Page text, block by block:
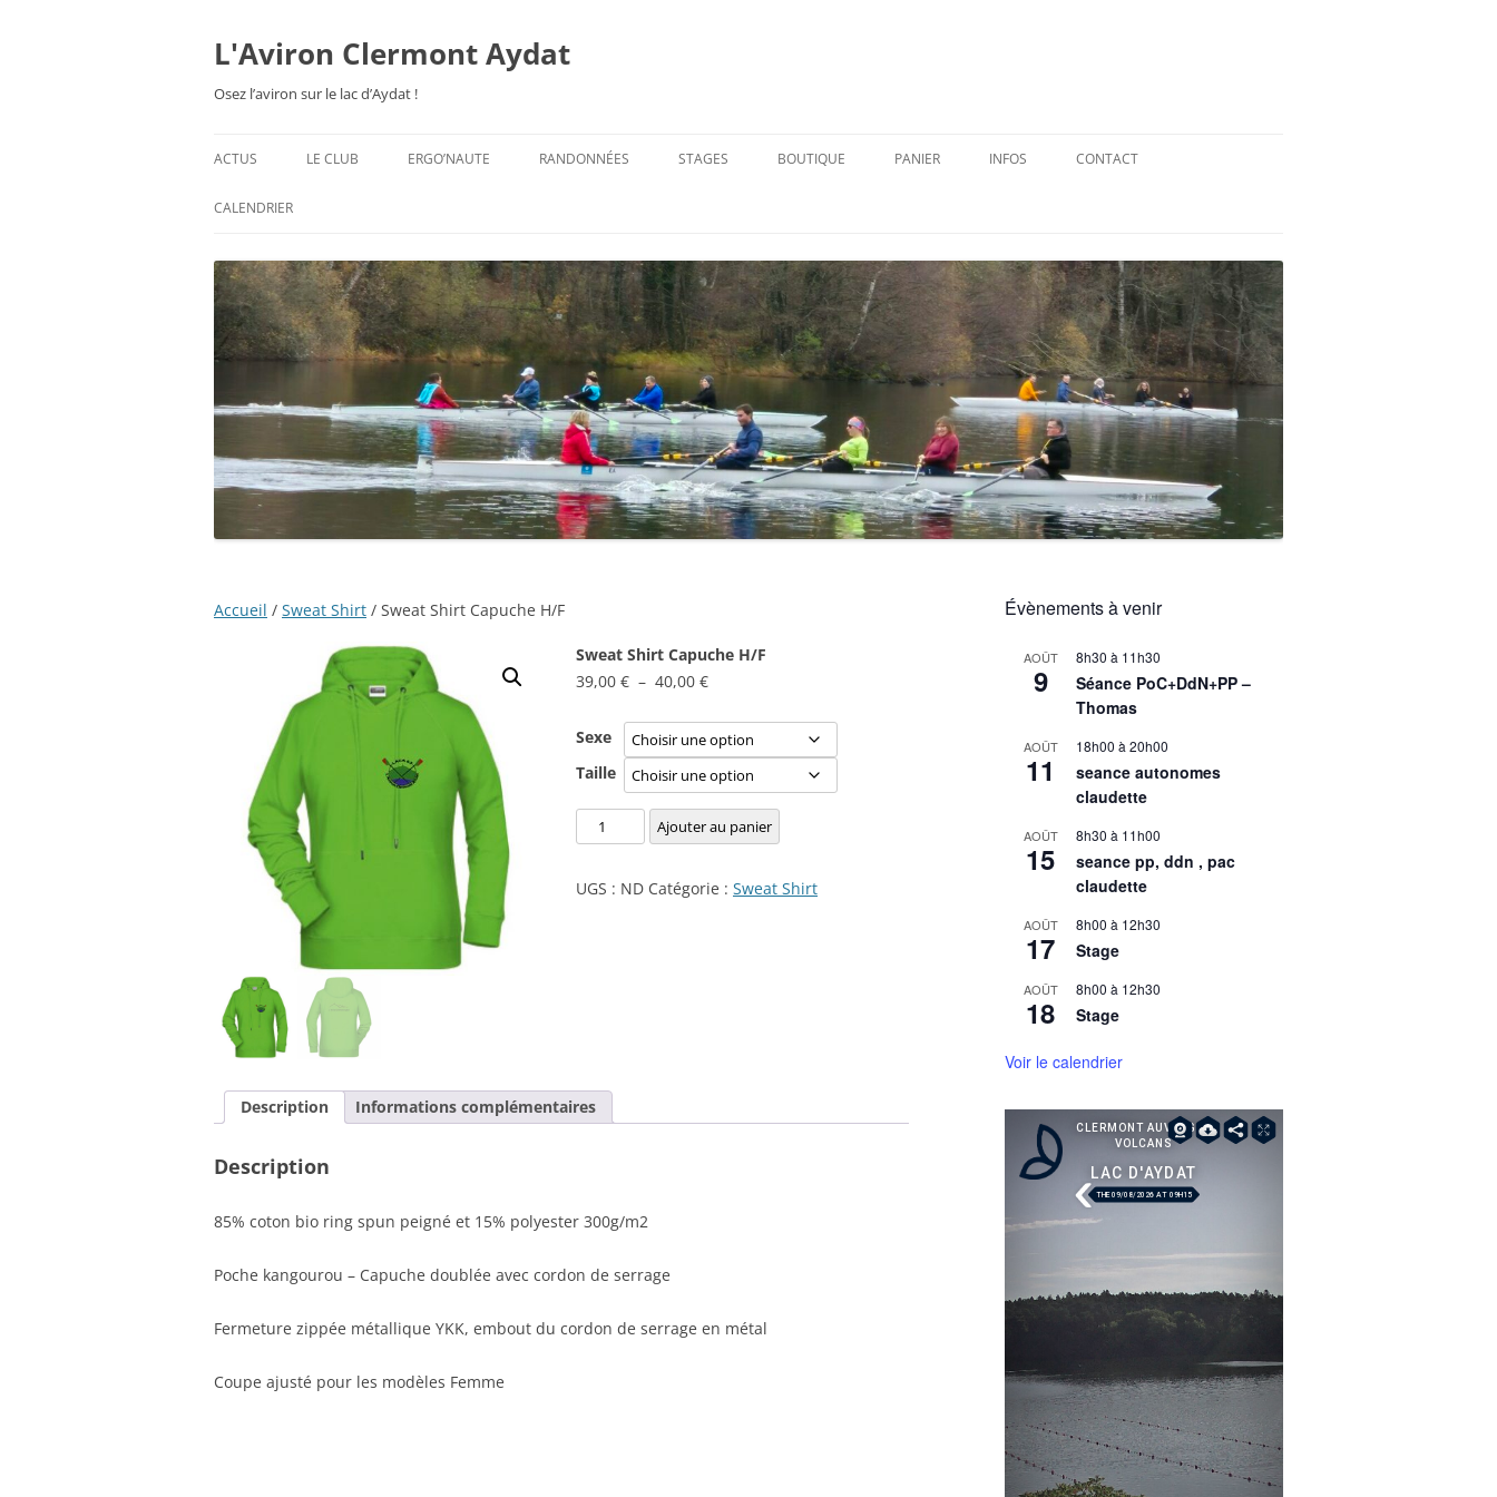
L'Aviron Clermont Aydat
Osez l’aviron sur le lac d’Aydat !
ACTUS LE CLUB
ESPACE ADHÉSION
TARIFS 2026-27
ERGO’NAUTE RANDONNÉES STAGES BOUTIQUE PANIER INFOS
RÉGLEMENT INTÉRIEUR
RÉGLEMENT DE LA FFA
MENTIONS LÉGALES
PARTENAIRES
CONTACT
CALENDRIER
Accueil / Sweat Shirt / Sweat Shirt Capuche H/F
Sweat Shirt Capuche H/F
39,00 € – 40,00 €Plage
prix :
39,00 €
à
40,00 €
Sexe
Taille
quantité
de
Shirt
Ajouter au panier
UGS : ND Catégorie : Sweat Shirt
Description Informations complémentaires
Description
85% coton bio ring spun peigné et 15% polyester 300g/m2
Poche kangourou – Capuche doublée avec cordon de serrage
Fermeture zippée métallique YKK, embout du cordon de serrage en métal
Coupe ajusté pour les modèles Femme
Évènements à venir
AOÛT
9
8h30 à 11h30
Séance PoC+DdN+PP –
Thomas
AOÛT
11
18h00 à 20h00
seance autonomes
claudette
AOÛT
15
8h30 à 11h00
seance pp, ddn , pac
claudette
AOÛT
17
8h00 à 12h30
Stage
AOÛT
18
8h00 à 12h30
Stage
Voir le calendrier